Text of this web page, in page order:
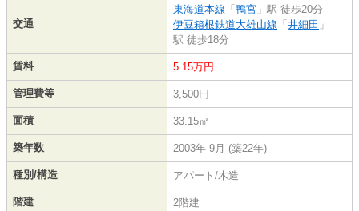
交通
東海道本線 「 鴨宮 」駅 徒歩20分
伊豆箱根鉄道大雄山線 「 井細田 」
駅 徒歩18分
賃料 5.15万円
管理費等 3,500円
面積 33.15㎡
築年数 2003年 9月 (築22年)
種別/構造 アパート/木造
階建 2階建